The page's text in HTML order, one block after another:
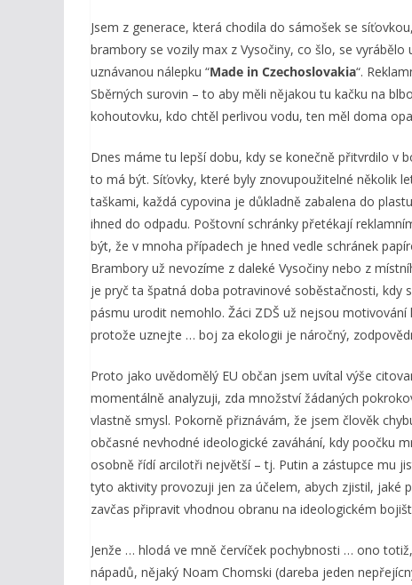
Jsem z generace, která chodila do sámošek se
brambory se vozily max z Vysočiny, co šlo, se
uznávanou nálepku “Made in Czechoslovakia“.
Sběrných surovin – to aby měli nějakou tu kačku na
kohoutovku, kdo chtěl perlivou vodu, ten měl doma
Dnes máme tu lepší dobu, kdy se konečně přitvrdilo v
to má být. Síťovky, které byly znovupoužitelné několik
taškami, každá cypovina je důkladně zabalena do
ihned do odpadu. Poštovní schránky přetékají
být, že v mnoha případech je hned vedle schránek
Brambory už nevozíme z daleké Vysočiny nebo z
je pryč ta špatná doba potravinové soběstačnosti,
pásmu urodit nemohlo. Žáci ZDŠ už nejsou motivování
protože uznejte … boj za ekologii je náročný,
Proto jako uvědomělý EU občan jsem uvítal výše
momentálně analyzuji, zda množství žádaných
vlastně smysl. Pokorně přiznávám, že jsem člověk
občasné nevhodné ideologické zaváhání, kdy poočku
osobně řídí arcilotři největší – tj. Putin a zástupce mu
tyto aktivity provozuji jen za účelem, abych zjistil, jaké
zavčas připravit vhodnou obranu na ideologickém
Jenže … hlodá ve mně červíček pochybnosti … ono
nápadů, nějaký Noam Chomski (dareba jeden